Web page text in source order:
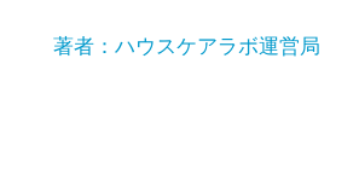
著者：ハウスケアラボ運営局